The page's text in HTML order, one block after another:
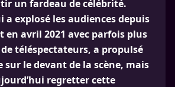
un fardeau de célébrité.
a explosé les audiences depuis
en avril 2021 avec parfois plus
téléspectateurs, a propulsé
sur le devant de la scène, mais
regretter cette